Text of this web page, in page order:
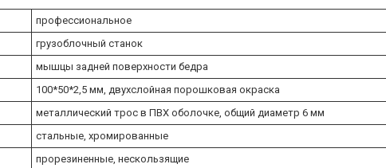
профессиональное
грузоблочный станок
мышцы задней поверхности бедра
100*50*2,5 мм, двухслойная порошковая окраска
металлический трос в ПВХ оболочке, общий диаметр 6 мм
стальные, хромированные
прорезиненные, нескользящие